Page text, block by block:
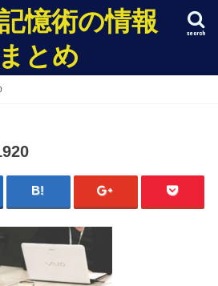
憶術の情報
まとめ
search